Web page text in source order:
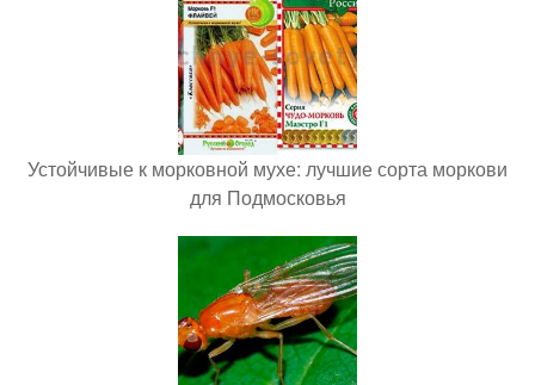
Устойчивые к морковной мухе: лучшие сорта моркови
для Подмосковья